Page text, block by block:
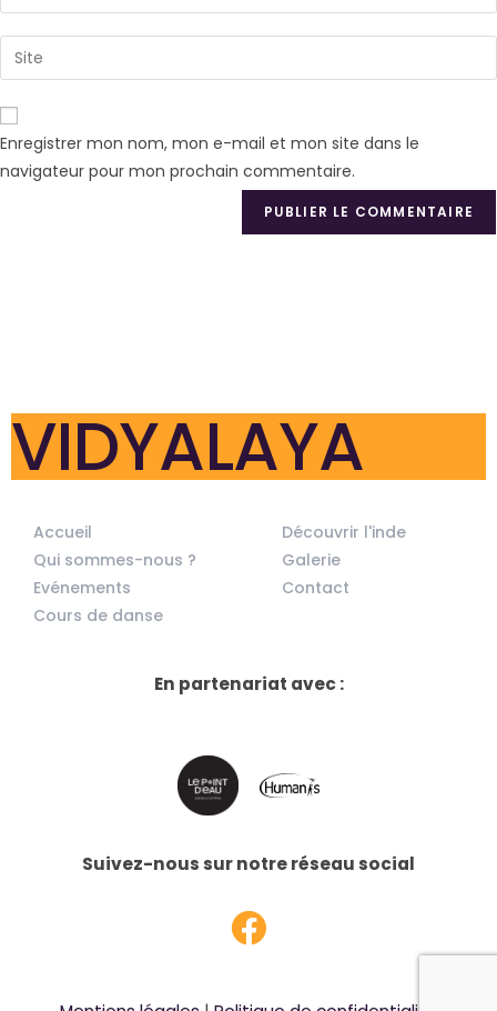
Enregistrer mon nom, mon e-mail et mon site dans le
navigateur pour mon prochain commentaire.
VIDYALAYA
Accueil
Qui sommes-nous ?
Evénements
Cours de danse
Découvrir l'inde
Galerie
Contact
En partenariat avec :
Suivez-nous sur notre réseau social